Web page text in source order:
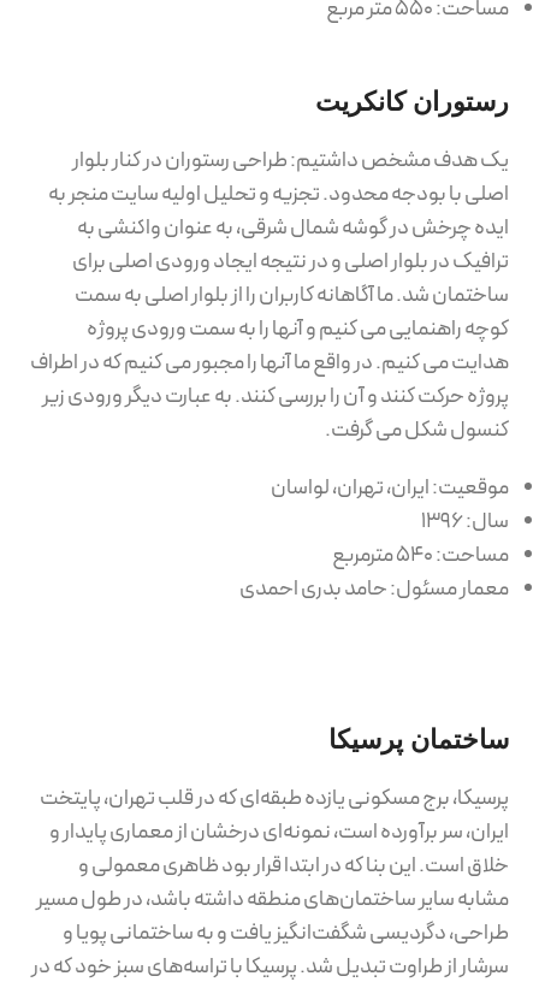
مساحت: ۵۵۰ متر مربع
رستوران کانکریت
یک هدف مشخص داشتیم: طراحی رستوران در کنار بلوار
اصلی با بودجه محدود. تجزیه و تحلیل اولیه سایت منجر به
ایده چرخش در گوشه شمال شرقی، به عنوان واکنشی به
ترافیک در بلوار اصلی و در نتیجه ایجاد ورودی اصلی برای
ساختمان شد. ما آگاهانه کاربران را از بلوار اصلی به سمت
کوچه راهنمایی می کنیم و آنها را به سمت ورودی پروژه
هدایت می کنیم. در واقع ما آنها را مجبور می کنیم که در اطراف
پروژه حرکت کنند و آن را بررسی کنند. به عبارت دیگر ورودی زیر
کنسول شکل می گرفت.
موقعیت: ایران، تهران، لواسان
سال: ۱۳۹۶
مساحت: ۵۴۰ مترمربع
معمار مسئول: حامد بدری احمدی
ساختمان پرسیکا
پرسیکا، برج مسکونی یازده طبقه‌ای که در قلب تهران، پایتخت
ایران، سر برآورده است، نمونه‌ای درخشان از معماری پایدار و
خلاق است. این بنا که در ابتدا قرار بود ظاهری معمولی و
مشابه سایر ساختمان‌های منطقه داشته باشد، در طول مسیر
طراحی، دگردیسی شگفت‌انگیز یافت و به ساختمانی پویا و
سرشار از طراوت تبدیل شد. پرسیکا با تراسه‌های سبز خود که در